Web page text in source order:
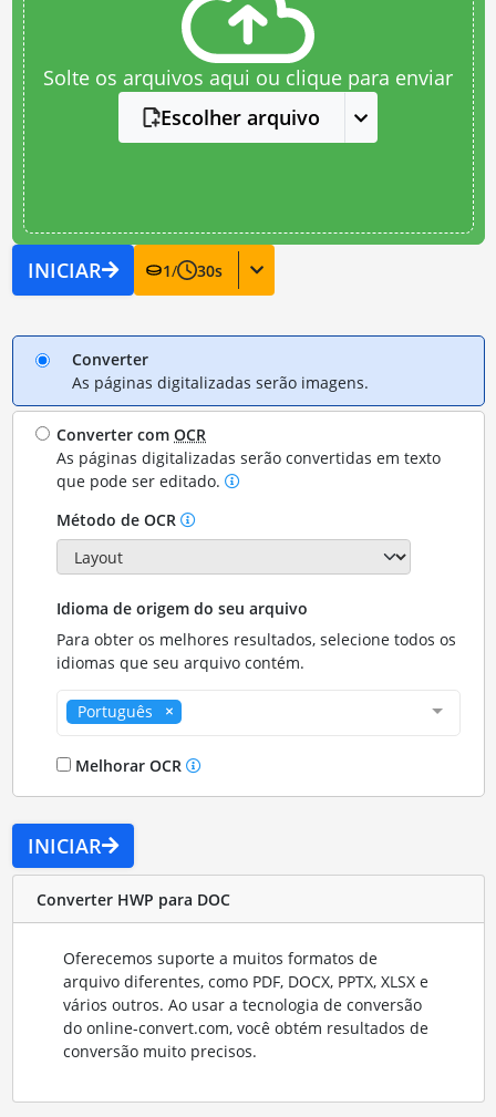
Solte os arquivos aqui ou clique para enviar
Escolher arquivo
INICIAR 1/ 30s
Converter
As páginas digitalizadas serão imagens.
Converter comOCR
As páginas digitalizadas serão convertidas em texto
que pode ser editado.
Método de OCR
Idioma de origem do seu arquivo
Para obter os melhores resultados, selecione todos os
idiomas que seu arquivo contém.
Português
Melhorar OCR
INICIAR
Converter HWP para DOC
Oferecemos suporte a muitos formatos de
arquivo diferentes, como PDF, DOCX, PPTX, XLSX e
vários outros. Ao usar a tecnologia de conversão
do online-convert.com, você obtém resultados de
conversão muito precisos.